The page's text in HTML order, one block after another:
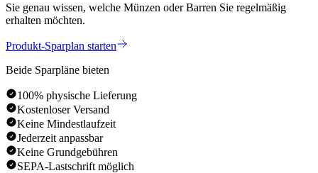
Sie genau wissen, welche Münzen oder Barren Sie regelmäßig
erhalten möchten.
Produkt-Sparplan starten
Beide Sparpläne bieten
100% physische Lieferung
Kostenloser Versand
Keine Mindestlaufzeit
Jederzeit anpassbar
Keine Grundgebühren
SEPA-Lastschrift möglich